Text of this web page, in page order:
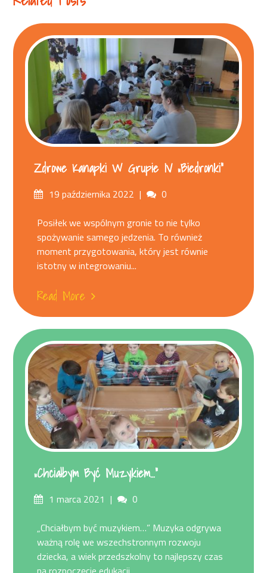
Zdrowe Kanapki W Grupie IV „Biedronki”
Posted19 października 2022 Comments
0
Posiłek we wspólnym gronie to nie tylko
spożywanie samego jedzenia. To również
moment przygotowania, który jest równie
istotny w integrowaniu...
Read More
„Chciałbym Być Muzykiem…”
Posted1 marca 2021 Comments
0
„Chciałbym być muzykiem…” Muzyka odgrywa
ważną rolę we wszechstronnym rozwoju
dziecka, a wiek przedszkolny to najlepszy czas